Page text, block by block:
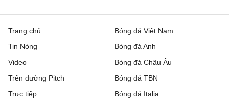
Trang chủ
Tin Nóng
Video
Trên đường Pitch
Trực tiếp
Bóng đá Việt Nam
Bóng đá Anh
Bóng đá Châu Âu
Bóng đá TBN
Bóng đá Italia